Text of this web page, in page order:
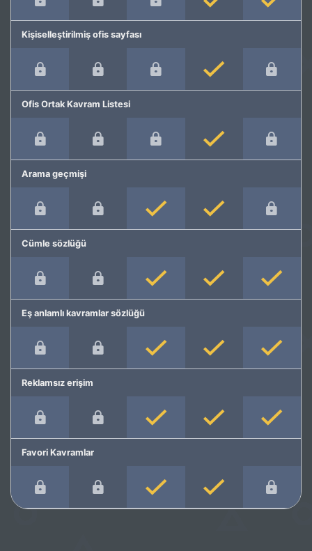
Kişiselleştirilmiş ofis sayfası
Ofis Ortak Kavram Listesi
Arama geçmişi
Cümle sözlüğü
Eş anlamlı kavramlar sözlüğü
Reklamsız erişim
Favori Kavramlar